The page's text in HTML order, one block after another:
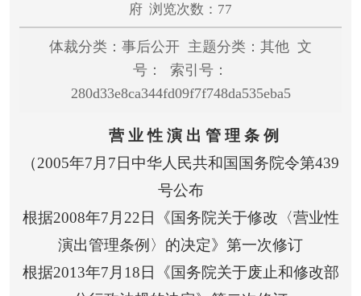
府 浏览次数：77
体裁分类：事后公开 主题分类：其他 文
号： 索引号：
280d33e8ca344fd09f7f748da535eba5
营 业 性 演 出 管 理 条 例
（2005年7月7日中华人民共和国国务院令第439
号公布
根据2008年7月22日《国务院关于修改〈营业性
演出管理条例〉的决定》第一次修订
根据2013年7月18日《国务院关于废止和修改部